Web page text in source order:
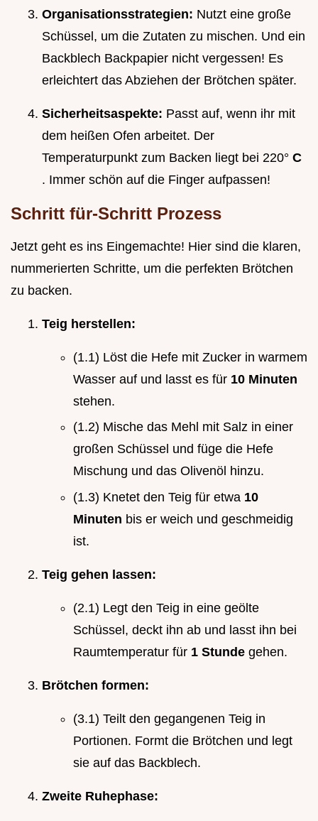
Organisationsstrategien: Nutzt eine große
Schüssel, um die Zutaten zu mischen. Und ein
Backblech Backpapier nicht vergessen! Es
erleichtert das Abziehen der Brötchen später.
Sicherheitsaspekte: Passt auf, wenn ihr mit
dem heißen Ofen arbeitet. Der
Temperaturpunkt zum Backen liegt bei 220° C
. Immer schön auf die Finger aufpassen!
Schritt für-Schritt Prozess
Jetzt geht es ins Eingemachte! Hier sind die klaren,
nummerierten Schritte, um die perfekten Brötchen
zu backen.
Teig herstellen:
(1.1) Löst die Hefe mit Zucker in warmem
Wasser auf und lasst es für 10 Minuten
stehen.
(1.2) Mische das Mehl mit Salz in einer
großen Schüssel und füge die Hefe
Mischung und das Olivenöl hinzu.
(1.3) Knetet den Teig für etwa 10
Minuten bis er weich und geschmeidig
ist.
Teig gehen lassen:
(2.1) Legt den Teig in eine geölte
Schüssel, deckt ihn ab und lasst ihn bei
Raumtemperatur für 1 Stunde gehen.
Brötchen formen:
(3.1) Teilt den gegangenen Teig in
Portionen. Formt die Brötchen und legt
sie auf das Backblech.
Zweite Ruhephase: